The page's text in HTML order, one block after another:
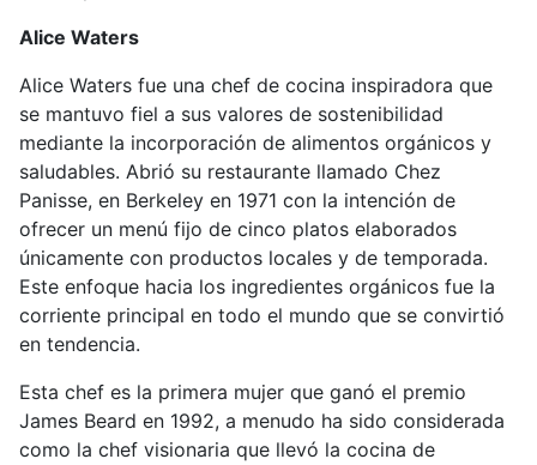
Alice Waters
Alice Waters fue una chef de cocina inspiradora que
se mantuvo fiel a sus valores de sostenibilidad
mediante la incorporación de alimentos orgánicos y
saludables. Abrió su restaurante llamado Chez
Panisse, en Berkeley en 1971 con la intención de
ofrecer un menú fijo de cinco platos elaborados
únicamente con productos locales y de temporada.
Este enfoque hacia los ingredientes orgánicos fue la
corriente principal en todo el mundo que se convirtió
en tendencia.
Esta chef es la primera mujer que ganó el premio
James Beard en 1992, a menudo ha sido considerada
como la chef visionaria que llevó la cocina de